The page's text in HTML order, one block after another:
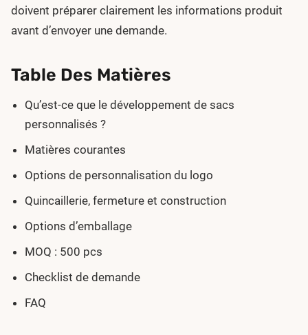
doivent préparer clairement les informations produit
avant d’envoyer une demande.
Table Des Matières
Qu’est-ce que le développement de sacs
personnalisés ?
Matières courantes
Options de personnalisation du logo
Quincaillerie, fermeture et construction
Options d’emballage
MOQ : 500 pcs
Checklist de demande
FAQ